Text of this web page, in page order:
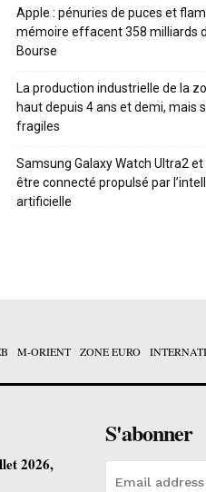
Apple : pénuries de puces et
mémoire effacent 358 milliards
Bourse
La production industrielle de la
haut depuis 4 ans et demi, mais
fragiles
Samsung Galaxy Watch Ultra2 et
être connecté propulsé par
artificielle
M-ORIENT ZONE EURO
2026,
S'abonner